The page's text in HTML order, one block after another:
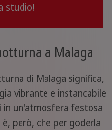
studio!
a Malaga
di Malaga significa,
vibrante e instancabile
in un'atmosfera festosa
però, che per goderla